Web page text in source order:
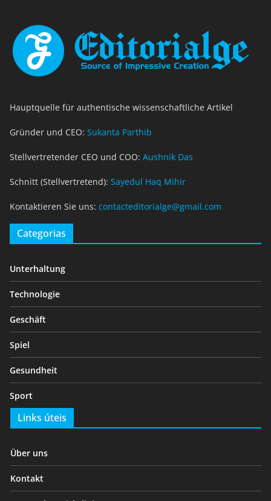
Hauptquelle für authentische wissenschaftliche Artikel
Gründer und CEO: Sukanta Parthib
Stellvertretender CEO und COO: Aushnik Das
Schnitt (Stellvertretend): Sayedul Haq Mihir
Kontaktieren Sie uns: contacteditorialge@gmail.com
Categorias
Unterhaltung
Technologie
Geschäft
Spiel
Gesundheit
Sport
Links úteis
Über uns
Kontakt